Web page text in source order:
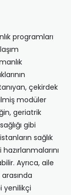
programları
çekirdek
modüler
geriatrik
gibi
sağlık
Ayrıca, aile
yenilikçi